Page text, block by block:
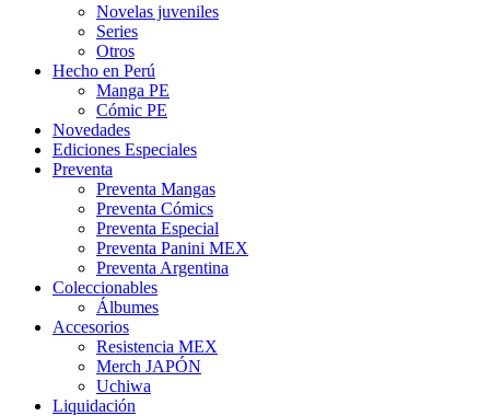
Novelas juveniles
Series
Otros
Hecho en Perú
Manga PE
Cómic PE
Novedades
Ediciones Especiales
Preventa
Preventa Mangas
Preventa Cómics
Preventa Especial
Preventa Panini MEX
Preventa Argentina
Coleccionables
Álbumes
Accesorios
Resistencia MEX
Merch JAPÓN
Uchiwa
Liquidación